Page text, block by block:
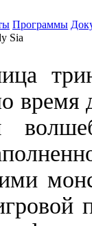
Программы
Sia